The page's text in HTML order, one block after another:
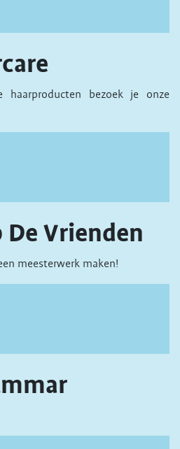
haarproducten bezoek je onze
De Vrienden
meesterwerk maken!